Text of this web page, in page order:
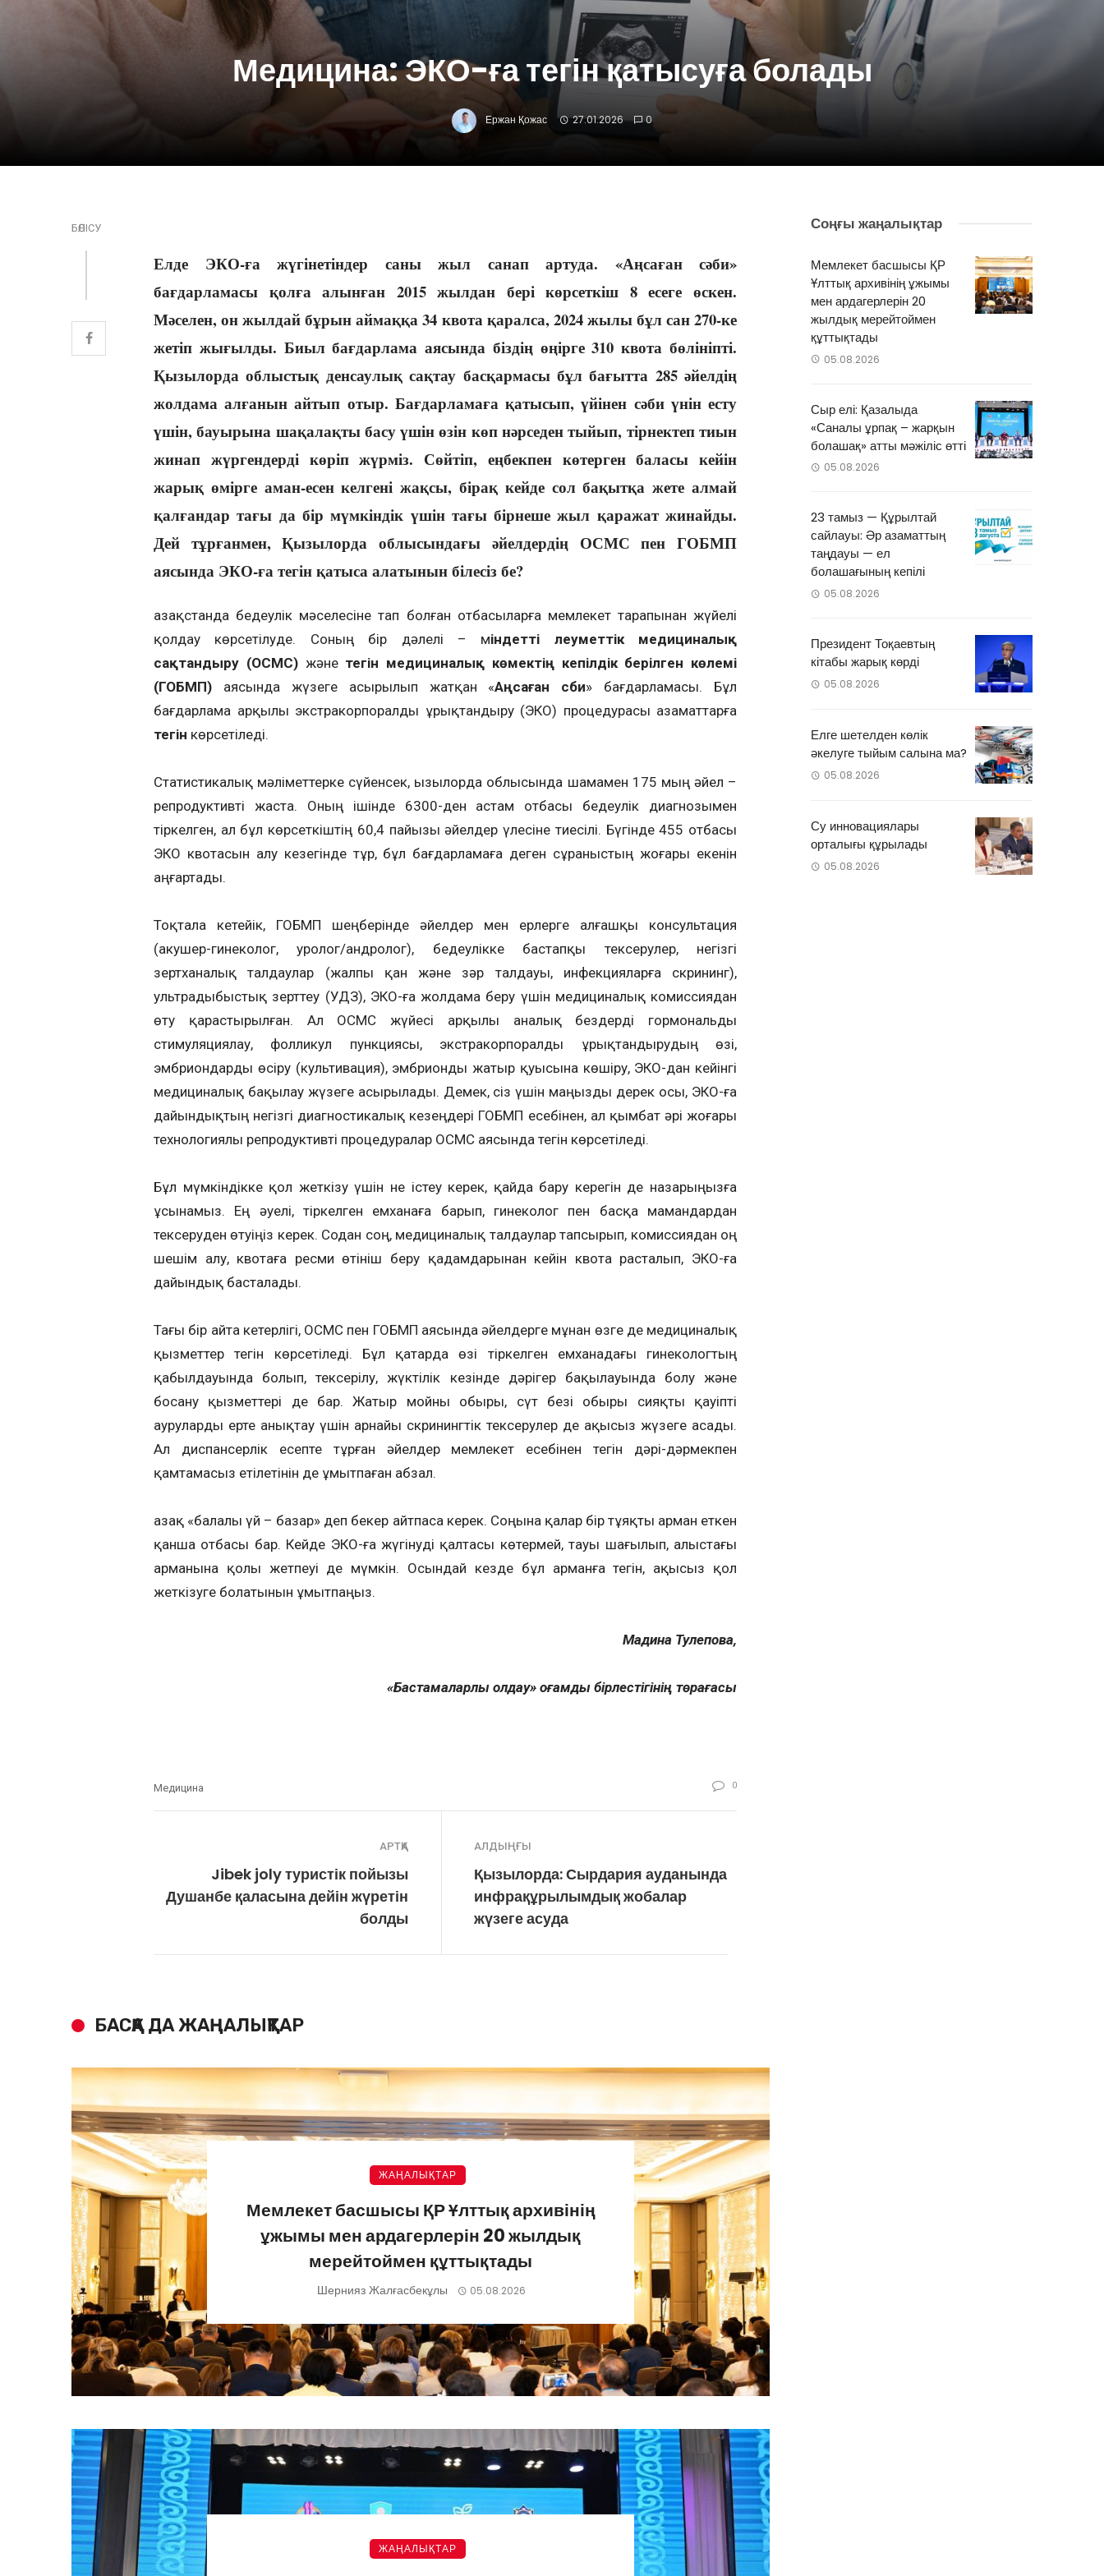
Медицина: ЭКО-ға тегін қатысуға болады
Ержан Қожас 27.01.2026 0
БӨЛІСУ
Елде ЭКО-ға жүгінетіндер саны жыл санап артуда. «Аңсаған сәби»
бағдарламасы қолға алынған 2015 жылдан бері көрсеткіш 8 есеге өскен.
Мәселен, он жылдай бұрын аймаққа 34 квота қаралса, 2024 жылы бұл сан 270-ке
жетіп жығылды. Биыл бағдарлама аясында біздің өңірге 310 квота бөлініпті.
Қызылорда облыстық денсаулық сақтау басқармасы бұл бағытта 285 әйелдің
жолдама алғанын айтып отыр. Бағдарламаға қатысып, үйінен сәби үнін есту
үшін, бауырына шақалақты басу үшін өзін көп нәрседен тыйып, тірнектеп тиын
жинап жүргендерді көріп жүрміз. Сөйтіп, еңбекпен көтерген баласы кейін
жарық өмірге аман-есен келгені жақсы, бірақ кейде сол бақытқа жете алмай
қалғандар тағы да бір мүмкіндік үшін тағы бірнеше жыл қаражат жинайды.
Дей тұрғанмен, Қызылорда облысындағы әйелдердің ОСМС пен ГОБМП
аясында ЭКО-ға тегін қатыса алатынын білесіз бе?
Қазақстанда бедеулік мәселесіне тап болған отбасыларға мемлекет тарапынан жүйелі
қолдау көрсетілуде. Соның бір дәлелі – міндетті әлеуметтік медициналық
сақтандыру (ОСМС)және тегін медициналық көмектің кепілдік берілген көлемі
(ГОБМП) аясында жүзеге асырылып жатқан «Аңсаған сәби» бағдарламасы. Бұл
бағдарлама арқылы экстракорпоралды ұрықтандыру (ЭКО) процедурасы азаматтарға
тегін көрсетіледі.
Статистикалық мәліметтерке сүйенсек, Қызылорда облысында шамамен 175 мың әйел –
репродуктивті жаста. Оның ішінде 6300-ден астам отбасы бедеулік диагнозымен
тіркелген, ал бұл көрсеткіштің 60,4 пайызы әйелдер үлесіне тиесілі. Бүгінде 455 отбасы
ЭКО квотасын алу кезегінде тұр, бұл бағдарламаға деген сұраныстың жоғары екенін
аңғартады.
Тоқтала кетейік, ГОБМП шеңберінде әйелдер мен ерлерге алғашқы консультация
(акушер-гинеколог, уролог/андролог), бедеулікке бастапқы тексерулер, негізгі
зертханалық талдаулар (жалпы қан және зәр талдауы, инфекцияларға скрининг),
ультрадыбыстық зерттеу (УДЗ), ЭКО-ға жолдама беру үшін медициналық комиссиядан
өту қарастырылған. Ал ОСМС жүйесі арқылы аналық бездерді гормональды
стимуляциялау, фолликул пункциясы, экстракорпоралды ұрықтандырудың өзі,
эмбриондарды өсіру (культивация), эмбрионды жатыр қуысына көшіру, ЭКО-дан кейінгі
медициналық бақылау жүзеге асырылады. Демек, сіз үшін маңызды дерек осы, ЭКО-ға
дайындықтың негізгі диагностикалық кезеңдері ГОБМП есебінен, ал қымбат әрі жоғары
технологиялы репродуктивті процедуралар ОСМС аясында тегін көрсетіледі.
Бұл мүмкіндікке қол жеткізу үшін не істеу керек, қайда бару керегін де назарыңызға
ұсынамыз. Ең әуелі, тіркелген емханаға барып, гинеколог пен басқа мамандардан
тексеруден өтуіңіз керек. Содан соң, медициналық талдаулар тапсырып, комиссиядан оң
шешім алу, квотаға ресми өтініш беру қадамдарынан кейін квота расталып, ЭКО-ға
дайындық басталады.
Тағы бір айта кетерлігі, ОСМС пен ГОБМП аясында әйелдерге мұнан өзге де медициналық
қызметтер тегін көрсетіледі. Бұл қатарда өзі тіркелген емханадағы гинекологтың
қабылдауында болып, тексерілу, жүктілік кезінде дәрігер бақылауында болу және
босану қызметтері де бар. Жатыр мойны обыры, сүт безі обыры сияқты қауіпті
ауруларды ерте анықтау үшін арнайы скринингтік тексерулер де ақысыз жүзеге асады.
Ал диспансерлік есепте тұрған әйелдер мемлекет есебінен тегін дәрі-дәрмекпен
қамтамасыз етілетінін де ұмытпаған абзал.
Қазақ «балалы үй – базар» деп бекер айтпаса керек. Соңына қалар бір тұяқты арман еткен
қанша отбасы бар. Кейде ЭКО-ға жүгінуді қалтасы көтермей, тауы шағылып, алыстағы
арманына қолы жетпеуі де мүмкін. Осындай кезде бұл арманға тегін, ақысыз қол
жеткізуге болатынын ұмытпаңыз.
Мадина Тулепова,
«Бастамаларлы қолдау» қоғамдық бірлестігінің төрағасы
Медицина 0
АРТҚА
Jibek joly туристік пойызы
Душанбе қаласына дейін жүретін
болды
АЛДЫҢҒЫ
Қызылорда: Сырдария ауданында
инфрақұрылымдық жобалар
жүзеге асуда
БАСҚА ДА ЖАҢАЛЫҚТАР
ЖАҢАЛЫҚТАР
Мемлекет басшысы ҚР Ұлттық архивінің
ұжымы мен ардагерлерін 20 жылдық
мерейтоймен құттықтады
Шернияз Жалғасбекұлы 05.08.2026
ЖАҢАЛЫҚТАР
Соңғы жаңалықтар
Мемлекет басшысы ҚР
Ұлттық архивінің ұжымы
мен ардагерлерін 20
жылдық мерейтоймен
құттықтады
05.08.2026
Сыр елі: Қазалыда
«Саналы ұрпақ – жарқын
болашақ» атты мәжіліс өтті
05.08.2026
23 тамыз — Құрылтай
сайлауы: Әр азаматтың
таңдауы — ел
болашағының кепілі
05.08.2026
Президент Тоқаевтың
кітабы жарық көрді
05.08.2026
Елге шетелден көлік
әкелуге тыйым салына ма?
05.08.2026
Су инновациялары
орталығы құрылады
05.08.2026